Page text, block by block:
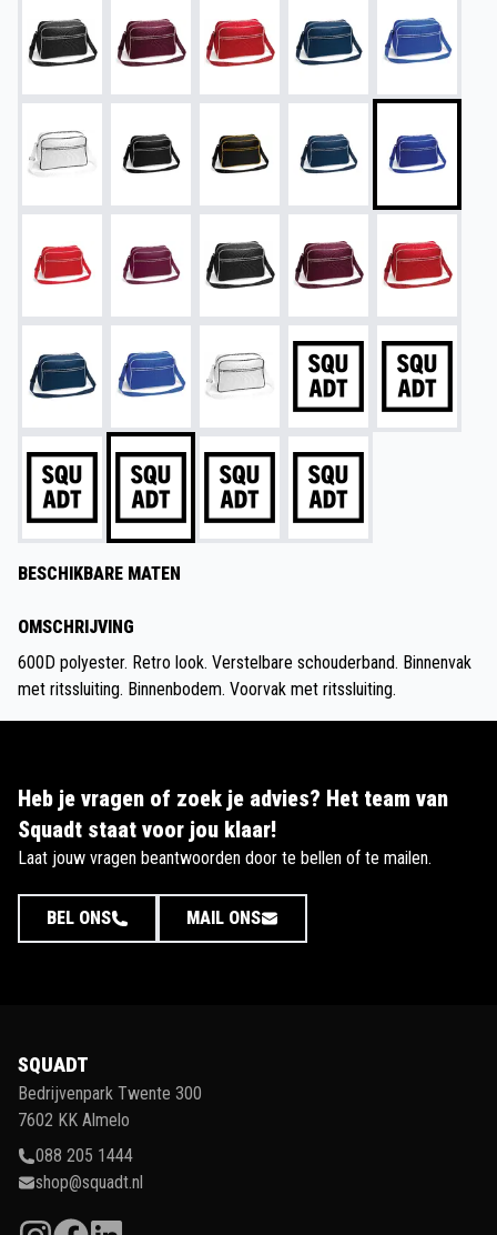
BESCHIKBARE MATEN
OMSCHRIJVING
600D polyester. Retro look. Verstelbare schouderband. Binnenvak
met ritssluiting. Binnenbodem. Voorvak met ritssluiting.
Heb je vragen of zoek je advies? Het team van
Squadt staat voor jou klaar!
Laat jouw vragen beantwoorden door te bellen of te mailen.
BEL ONS MAIL ONS
SQUADT
Bedrijvenpark Twente 300
7602 KK Almelo
088 205 1444
shop@squadt.nl